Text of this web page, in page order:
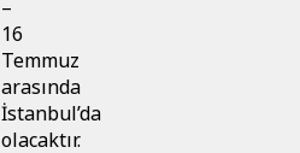
–
16
Temmuz
arasında
İstanbul’da
olacaktır.